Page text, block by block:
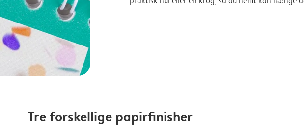
Tre forskellige papirfinisher